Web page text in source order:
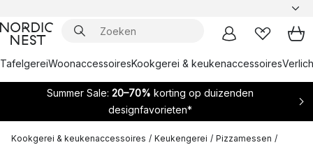
TafelgereiWoonaccessoiresKookgerei & keukenaccessoires
Summer Sale: 20–70% korting op duizenden
designfavorieten*
Kookgerei & keukenaccessoires / Keukengerei / Pizzamessen /